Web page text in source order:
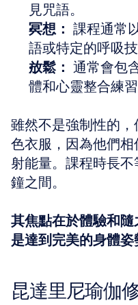
見咒語。
冥想： 課程通常
語或特定的呼吸技
放鬆： 通常會包
體和心靈整合練習
雖然不是強制性的
色衣服，因為他們
射能量。課程時長
鐘之間。
其焦點在於體驗和
是達到完美的身體姿
昆達里尼瑜伽